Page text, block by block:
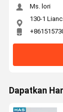
Ms. lori
130-1
Dapatkan